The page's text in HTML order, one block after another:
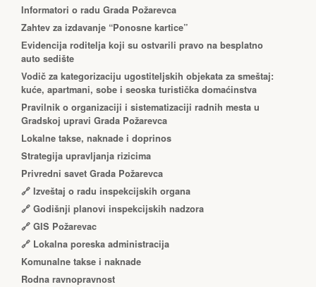
Informatori o radu Grada Požarevca
Zahtev za izdavanje “Ponosne kartice”
Еvidencija roditelja koji su ostvarili pravo na besplatno
auto sedište
Vodič za kategorizaciju ugostiteljskih objekata za smeštaj:
kuće, apartmani, sobe i seoska turistička domaćinstva
Pravilnik o organizaciji i sistematizaciji radnih mesta u
Gradskoj upravi Grada Požarevca
Lokalne takse, naknade i doprinos
Strategija upravljanja rizicima
Privredni savet Grada Požarevca
🔗 Izveštaj o radu inspekcijskih organa
🔗 Godišnji planovi inspekcijskih nadzora
🔗 GIS Požarevac
🔗 Lokalna poreska administracija
Komunalne takse i naknade
Rodna ravnopravnost